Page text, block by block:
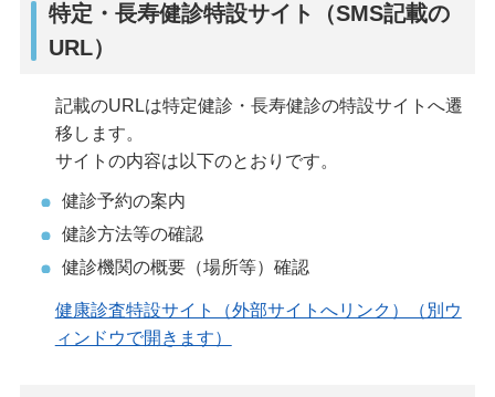
特定・長寿健診特設サイト（SMS記載の
URL）
記載のURLは特定健診・長寿健診の特設サイトへ遷
移します。
サイトの内容は以下のとおりです。
健診予約の案内
健診方法等の確認
健診機関の概要（場所等）確認
健康診査特設サイト（外部サイトへリンク）（別ウ
ィンドウで開きます）